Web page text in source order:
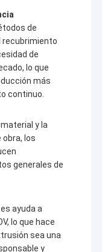
de
recubrimiento
de
lo que
más
continuo.
y la
obra, los
generales de
ayuda a
lo que hace
sea una
y
fue fundada en
2015. La nueva
avanzada,
ha convertido en